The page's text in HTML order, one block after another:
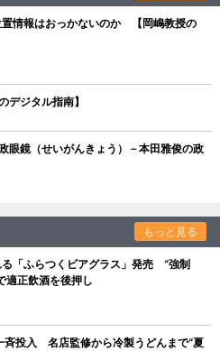
置情報はおっかないのか 【岡嶋教授の
ジタル指南】
鏡（せいがんきょう）－本田雅俊の政
もっと見る
る「ふらつくビアグラス」発売 “強制
適正飲酒を後押し
斉投入 名店監修から冷製うどんまで“夏